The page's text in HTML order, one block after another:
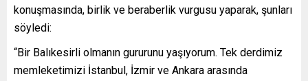
konuşmasında, birlik ve beraberlik vurgusu yaparak, şunları
söyledi:
“Bir Balıkesirli olmanın gururunu yaşıyorum. Tek derdimiz
memleketimizi İstanbul, İzmir ve Ankara arasında